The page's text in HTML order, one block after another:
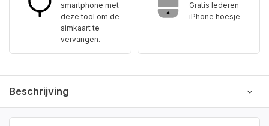
smartphone met
deze tool om de
simkaart te
vervangen.
Gratis lederen
iPhone hoesje
Beschrijving